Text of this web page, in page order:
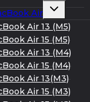
Air
Развернуть
меню
Air 13 (M5)
Air 15 (M5)
Air 13 (M4)
Air 15 (M4)
Air 13(M3)
Air 15 (M3)